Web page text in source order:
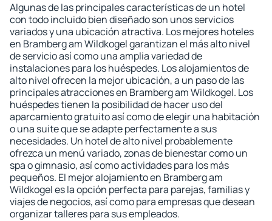
Algunas de las principales características de un hotel
con todo incluido bien diseñado son unos servicios
variados y una ubicación atractiva. Los mejores hoteles
en Bramberg am Wildkogel garantizan el más alto nivel
de servicio así como una amplia variedad de
instalaciones para los huéspedes. Los alojamientos de
alto nivel ofrecen la mejor ubicación, a un paso de las
principales atracciones en Bramberg am Wildkogel. Los
huéspedes tienen la posibilidad de hacer uso del
aparcamiento gratuito así como de elegir una habitación
o una suite que se adapte perfectamente a sus
necesidades. Un hotel de alto nivel probablemente
ofrezca un menú variado, zonas de bienestar como un
spa o gimnasio, así como actividades para los más
pequeños. El mejor alojamiento en Bramberg am
Wildkogel es la opción perfecta para parejas, familias y
viajes de negocios, así como para empresas que desean
organizar talleres para sus empleados.